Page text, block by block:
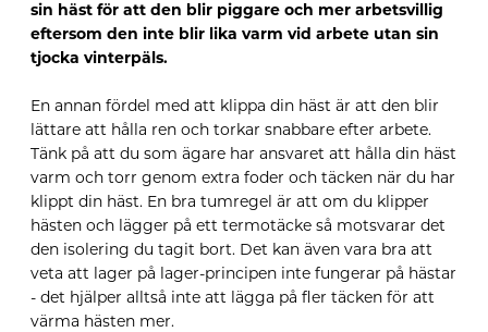
sin häst för att den blir piggare och mer arbetsvillig
eftersom den inte blir lika varm vid arbete utan sin
tjocka vinterpäls.
En annan fördel med att klippa din häst är att den blir
lättare att hålla ren och torkar snabbare efter arbete.
Tänk på att du som ägare har ansvaret att hålla din häst
varm och torr genom extra foder och täcken när du har
klippt din häst. En bra tumregel är att om du klipper
hästen och lägger på ett termotäcke så motsvarar det
den isolering du tagit bort. Det kan även vara bra att
veta att lager på lager-principen inte fungerar på hästar
- det hjälper alltså inte att lägga på fler täcken för att
värma hästen mer.